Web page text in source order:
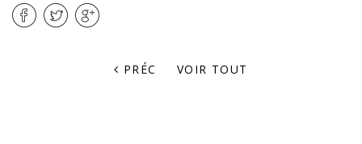
PRÉC VOIR TOUT